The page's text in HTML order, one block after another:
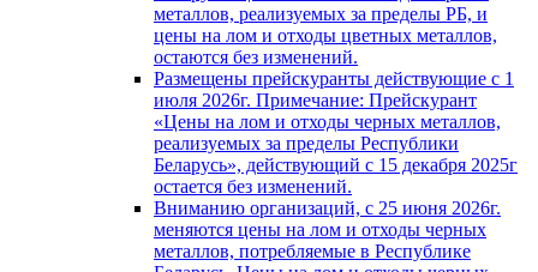
металлов, реализуемых за пределы РБ, и
цены на лом и отходы цветных металлов,
остаются без изменений.
Размещены прейскуранты действующие с 1
июля 2026г. Примечание: Прейскурант
«Цены на лом и отходы черных металлов,
реализуемых за пределы Республики
Беларусь», действующий с 15 декабря 2025г
остается без изменений.
Вниманию организаций, с 25 июня 2026г.
меняются цены на лом и отходы черных
металлов, потребляемые в Республике